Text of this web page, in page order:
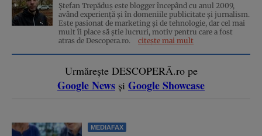
Ștefan Trepăduș este blogger începând cu anul 2009,
având experiență și în domeniile publicitate și jurnalism.
Este pasionat de marketing și de tehnologie, dar cel mai
mult îi place să știe lucruri, motiv pentru care a fost
atras de Descopera.ro.
citește mai mult
Urmărește DESCOPERĂ.ro pe
Google News și Google Showcase
MEDIAFAX